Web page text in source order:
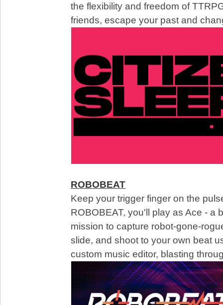
the flexibility and freedom of
friends, escape your past and
ROBOBEAT
Keep your trigger finger on the
ROBOBEAT, you'll play as Ace - a
mission to capture robot-gone-
slide, and shoot to your own beat
custom music editor, blasting